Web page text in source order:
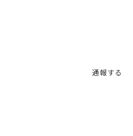
通報する